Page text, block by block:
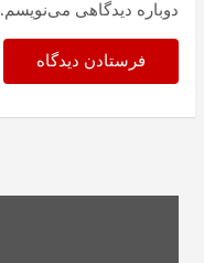
دوباره دیدگاهی می‌نویسم.